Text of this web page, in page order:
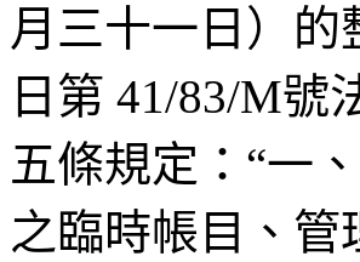
月三十一日）
日第 41/83/M號
五條規定： “一
之臨時帳目、